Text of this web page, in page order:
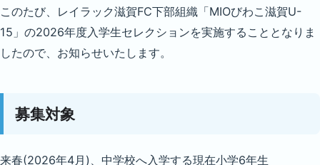
このたび、レイラック滋賀FC下部組織「MIOびわこ滋賀U-
15」の2026年度入学生セレクションを実施することとなりま
したので、お知らせいたします。
募集対象
来春(2026年4月)、中学校へ入学する現在小学6年生